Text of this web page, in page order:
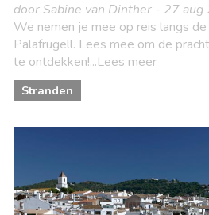
door Sabine van Dinther - 27 aug
We nemen je mee op reis langs
Palafrugell. Lees mee om de
te ontdekken!...Lees meer
Stranden